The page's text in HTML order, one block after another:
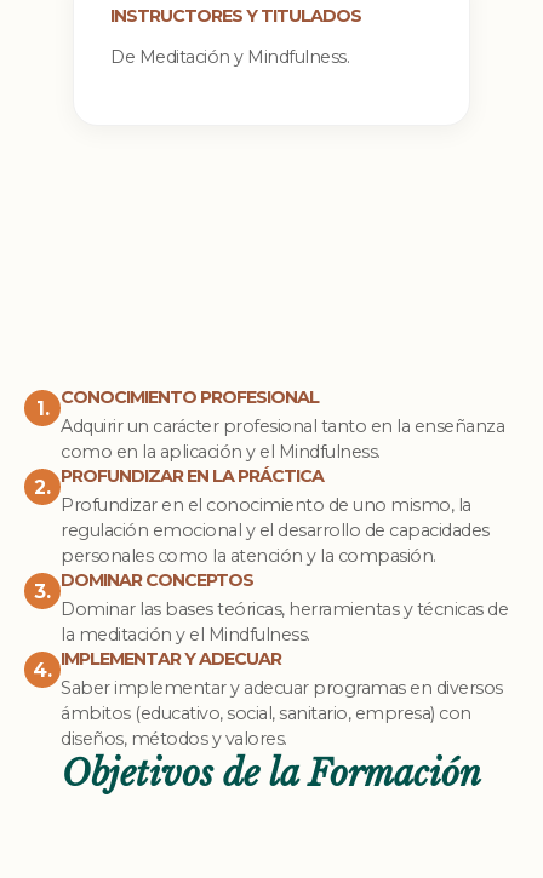
INSTRUCTORES Y TITULADOS
De Meditación y Mindfulness.
Objetivos de la Formación
1. CONOCIMIENTO PROFESIONAL
Adquirir un carácter profesional tanto en la enseñanza
como en la aplicación y el Mindfulness.
2. PROFUNDIZAR EN LA PRÁCTICA
Profundizar en el conocimiento de uno mismo, la
regulación emocional y el desarrollo de capacidades
personales como la atención y la compasión.
3. DOMINAR CONCEPTOS
Dominar las bases teóricas, herramientas y técnicas de
la meditación y el Mindfulness.
4. IMPLEMENTAR Y ADECUAR
Saber implementar y adecuar programas en diversos
ámbitos (educativo, social, sanitario, empresa) con
diseños, métodos y valores.